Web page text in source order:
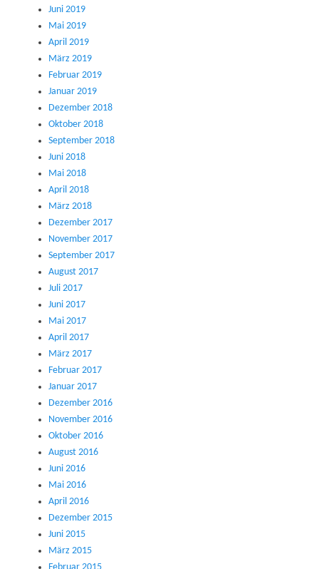
Juni 2019
Mai 2019
April 2019
März 2019
Februar 2019
Januar 2019
Dezember 2018
Oktober 2018
September 2018
Juni 2018
Mai 2018
April 2018
März 2018
Dezember 2017
November 2017
September 2017
August 2017
Juli 2017
Juni 2017
Mai 2017
April 2017
März 2017
Februar 2017
Januar 2017
Dezember 2016
November 2016
Oktober 2016
August 2016
Juni 2016
Mai 2016
April 2016
Dezember 2015
Juni 2015
März 2015